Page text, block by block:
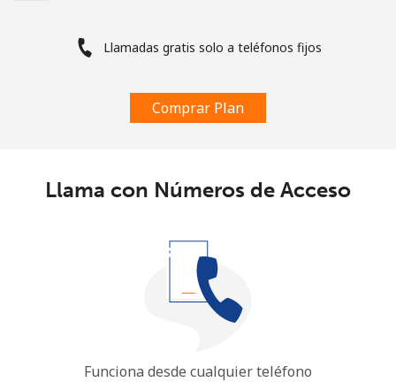
Llamadas gratis solo a teléfonos fijos
Comprar Plan
Llama con Números de Acceso
Funciona desde cualquier teléfono